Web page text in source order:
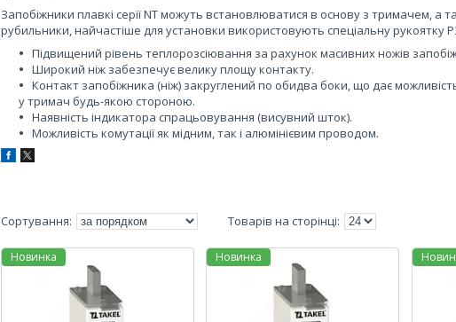
Запобіжники плавкі серії NT можуть встановлюватися в основу з тримачем, а
рубильники, найчастіше для установки використовують спеціальну рукоятку
Підвищений рівень теплорозсіювання за рахунок масивних ножів
Широкий ніж забезпечує велику площу контакту.
Контакт запобіжника (ніж) закруглений по обидва боки, що дає
у тримач будь-якою стороною.
Наявність індикатора спрацьовування (висувний шток).
Можливість комутації як мідним, так і алюмінієвим проводом.
Новинка Новинка